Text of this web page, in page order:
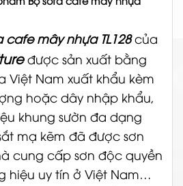
cafe mây nhựa TL128của
được sản xuất bằng
Việt Nam xuất khẩu kèm
hoặc dây nhập khẩu,
khung sườn đa dạng
mạ kẽm đã được sơn
cung cấp sơn độc quyền
hiệu uy tín ở Việt Nam…